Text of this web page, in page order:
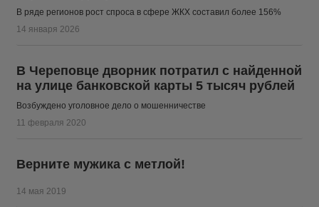
В ряде регионов рост спроса в сфере ЖКХ составил более 156%
14 января 2026
В Череповце дворник потратил с найденной
на улице банковской карты 5 тысяч рублей
Возбуждено уголовное дело о мошенничестве
11 февраля 2020
Верните мужика с метлой!
14 мая 2019